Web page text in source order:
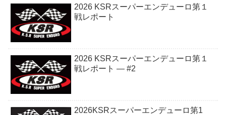
2026 KSRスーパーエンデューロ第１
戦レポート
2026 KSRスーパーエンデューロ第１
戦レポート — #2
2026KSRスーパーエンデューロ第1